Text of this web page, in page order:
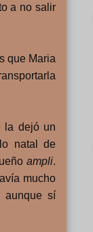
a no salir
que Maria
la dejó un
natal de
ampli.
mucho
sí